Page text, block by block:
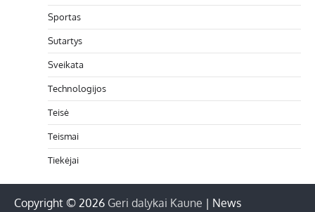
Sportas
Sutartys
Sveikata
Technologijos
Teisė
Teismai
Tiekėjai
Copyright © 2026 Geri dalykai Kaune | News